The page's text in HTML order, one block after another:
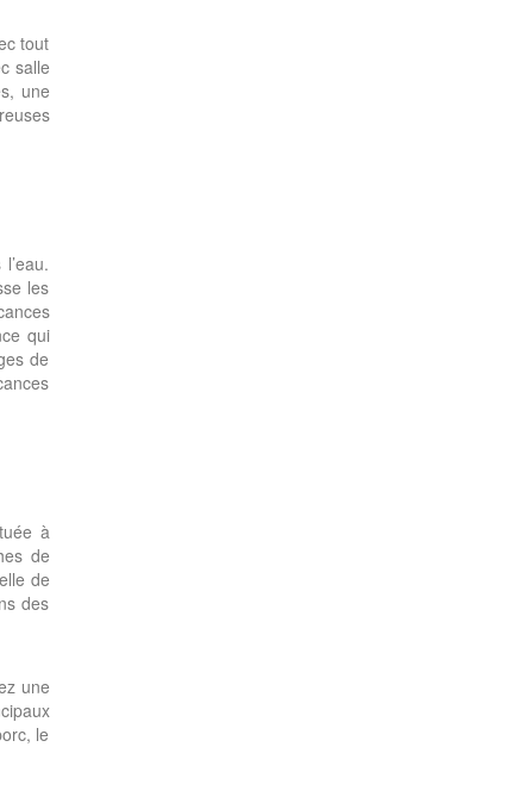
tout
salle
une
les
qui
de
à
de
de
des
une
le